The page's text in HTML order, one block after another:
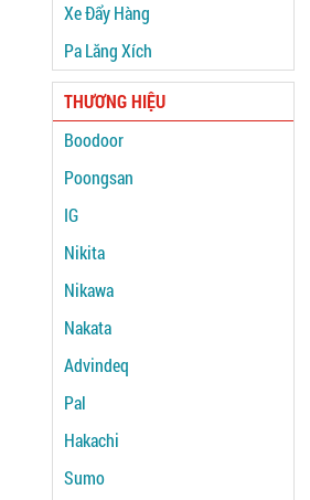
Xe Đẩy Hàng
Pa Lăng Xích
THƯƠNG HIỆU
Boodoor
Poongsan
IG
Nikita
Nikawa
Nakata
Advindeq
Pal
Hakachi
Sumo